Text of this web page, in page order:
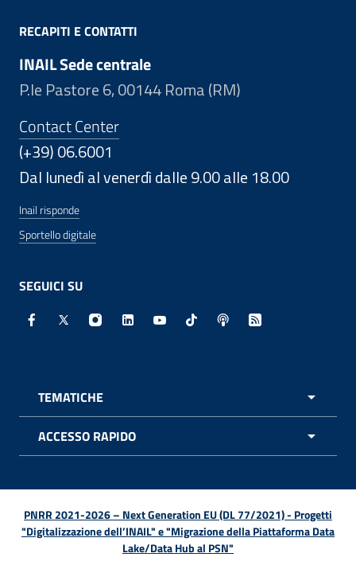
RECAPITI E CONTATTI
INAIL Sede centrale
P.le Pastore 6, 00144 Roma (RM)
Contact Center
(+39) 06.6001
Dal lunedì al venerdì dalle 9.00 alle 18.00
Inail risponde
Sportello digitale
SEGUICI SU
Facebook - Sito esterno - Apertura in nuova finestra
X - Sito esterno - Apertura in nuova finestra
Instagram - Sito esterno - Apertura in
Linkedin - Sito esterno - Apertura in
Youtube - Sito esterno -
TikTok - Sito esterno -
Spreaker - Sito
Feed RSS -
TEMATICHE
ACCESSO RAPIDO
PNRR 2021-2026 – Next Generation EU (DL 77/2021) - Progetti
"Digitalizzazione dell’INAIL" e "Migrazione della Piattaforma Data
Lake/Data Hub al PSN"